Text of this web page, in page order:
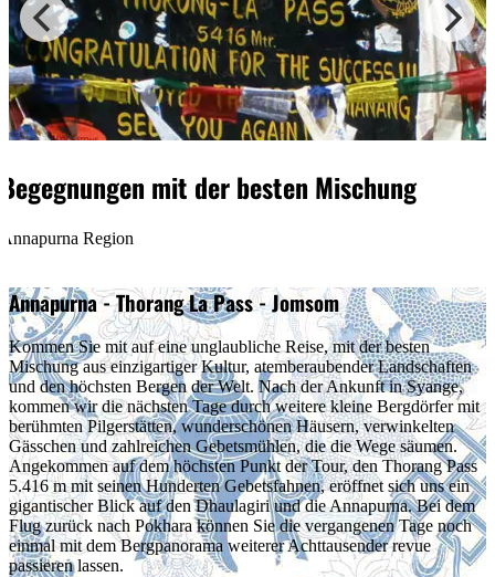
Begegnungen mit derbesten Mischung
Annapurna Region
Annapurna - Thorang La Pass - Jomsom
Kommen Sie mit auf eine unglaubliche Reise, mit der besten
Mischung aus einzigartiger Kultur, atemberaubender Landschaften
und den höchsten Bergen der Welt. Nach der Ankunft in Syange,
kommen wir die nächsten Tage durch weitere kleine Bergdörfer mit
berühmten Pilgerstätten, wunderschönen Häusern, verwinkelten
Gässchen und zahlreichen Gebetsmühlen, die die Wege säumen.
Angekommen auf dem höchsten Punkt der Tour, den Thorang Pass
5.416 m mit seinen Hunderten Gebetsfahnen, eröffnet sich uns ein
gigantischer Blick auf den Dhaulagiri und die Annapurna. Bei dem
Flug zurück nach Pokhara können Sie die vergangenen Tage noch
einmal mit dem Bergpanorama weiterer Achttausender revue
passieren lassen.